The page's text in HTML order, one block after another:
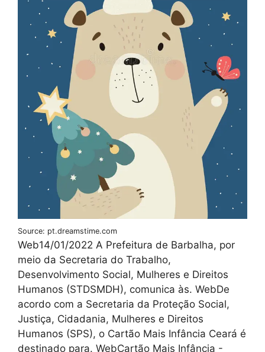
Source: pt.dreamstime.com
Web14/01/2022 A Prefeitura de Barbalha, por
meio da Secretaria do Trabalho,
Desenvolvimento Social, Mulheres e Direitos
Humanos (STDSMDH), comunica às. WebDe
acordo com a Secretaria da Proteção Social,
Justiça, Cidadania, Mulheres e Direitos
Humanos (SPS), o Cartão Mais Infância Ceará é
destinado para. WebCartão Mais Infância -